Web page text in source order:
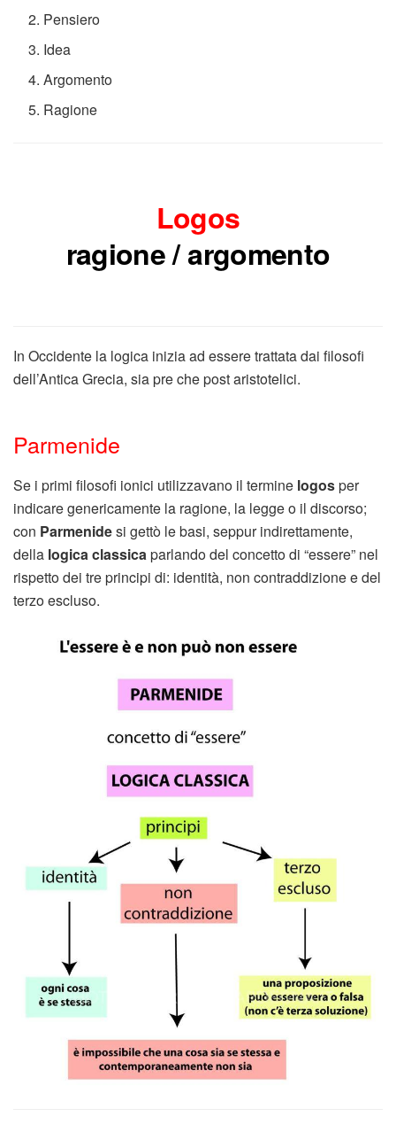
Pensiero
Idea
Argomento
Ragione
Logos
ragione / argomento
In Occidente la logica inizia ad essere trattata dai filosofi
dell’Antica Grecia, sia pre che post aristotelici.
Parmenide
Se i primi filosofi ionici utilizzavano il termine logosper
indicare genericamente la ragione, la legge o il discorso;
con Parmenidesi gettò le basi, seppur indirettamente,
della logica classicaparlando del concetto di “essere” nel
rispetto dei tre principi di: identità, non contraddizione e del
terzo escluso.